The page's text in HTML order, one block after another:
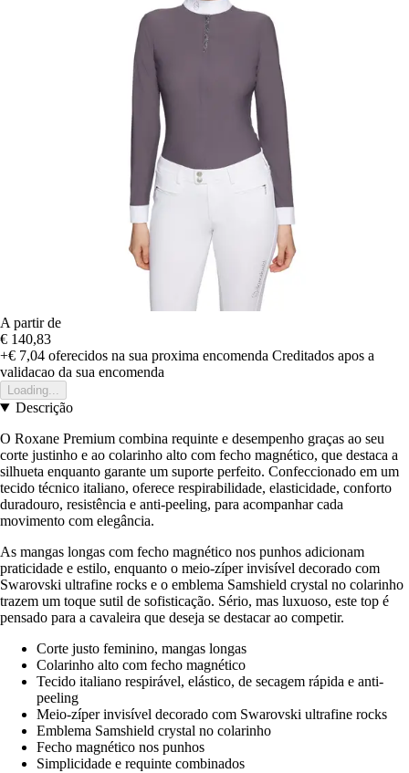
A partir de
€ 140,83
+€ 7,04 oferecidos na sua proxima encomenda Creditados apos a
validacao da sua encomenda
Loading...
Descrição
O Roxane Premium combina requinte e desempenho graças ao seu
corte justinho e ao colarinho alto com fecho magnético, que destaca a
silhueta enquanto garante um suporte perfeito. Confeccionado em um
tecido técnico italiano, oferece respirabilidade, elasticidade, conforto
duradouro, resistência e anti-peeling, para acompanhar cada
movimento com elegância.
As mangas longas com fecho magnético nos punhos adicionam
praticidade e estilo, enquanto o meio-zíper invisível decorado com
Swarovski ultrafine rocks e o emblema Samshield crystal no colarinho
trazem um toque sutil de sofisticação. Sério, mas luxuoso, este top é
pensado para a cavaleira que deseja se destacar ao competir.
Corte justo feminino, mangas longas
Colarinho alto com fecho magnético
Tecido italiano respirável, elástico, de secagem rápida e anti-
peeling
Meio-zíper invisível decorado com Swarovski ultrafine rocks
Emblema Samshield crystal no colarinho
Fecho magnético nos punhos
Simplicidade e requinte combinados